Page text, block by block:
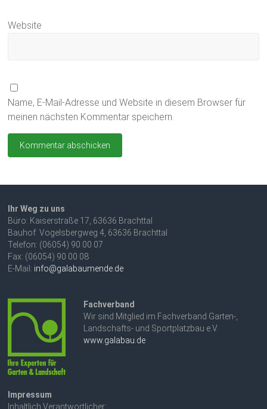
Website
Name, E-Mail-Adresse und Website in diesem Browser für
meinen nächsten Kommentar speichern.
Ihr Weg zu uns
Büro: Kaiserstraße 17, 63636 Brachttal
Bauhof: Vogelsbergweg 4, 63636 Brachttal
Telefon: (06054) 90 00 07
Fax: (06054) 90 00 08
E-Mail: info@galabaumende.de
Fachverband
Wir sind Mitglied im Fachverband Garten-,
Landschafts- und Sportplatzbau e.V.
www.galabau.de
Impressum
Inhaltlich Verantwortlicher: